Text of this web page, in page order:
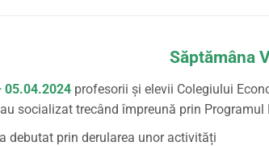
Săptămâna
05.04.2024 profesorii și elevii Colegiului
socializat trecând împreună prin Programul
a debutat prin derularea unor activități